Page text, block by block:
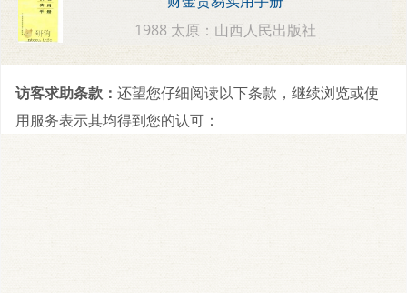
1988 太原：山西人民出版社
访客求助条款： 还望您仔细阅读以下条款，继续浏览或使
用服务表示其均得到您的认可：